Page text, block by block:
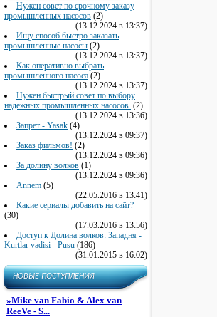
Нужен совет по срочному заказу
промышленных насосов (2)
(13.12.2024 в 13:37)
Ищу способ быстро заказать
промышленные насосы (2)
(13.12.2024 в 13:37)
Как оперативно выбрать
промышленного насоса (2)
(13.12.2024 в 13:37)
Нужен быстрый совет по выбору
надежных промышленных насосов. (2)
(13.12.2024 в 13:36)
Запрет - Yasak (4)
(13.12.2024 в 09:37)
Заказ фильмов! (2)
(13.12.2024 в 09:36)
За долину волков (1)
(13.12.2024 в 09:36)
Annem (5)
(22.05.2016 в 13:41)
Какие сериалы добавить на сайт?
(30)
(17.03.2016 в 13:56)
Доступ к Долина волков: Западня -
Kurtlar vadisi - Pusu (186)
(31.01.2015 в 16:02)
НОВЫЕ ПОСТУПЛЕНИЯ
»Mike van Fabio & Alex van
ReeVe - S...